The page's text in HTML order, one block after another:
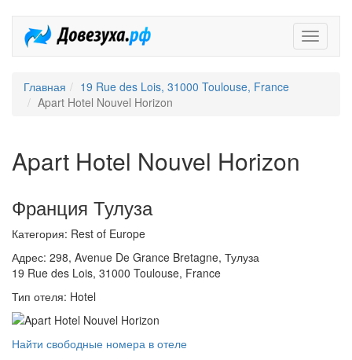
Главная
19 Rue des Lois, 31000 Toulouse, France
Apart Hotel Nouvel Horizon
Apart Hotel Nouvel Horizon
Франция Тулуза
Категория: Rest of Europe
Адрес: 298, Avenue De Grance Bretagne, Тулуза
19 Rue des Lois, 31000 Toulouse, France
Тип отеля: Hotel
Найти свободные номера в отеле